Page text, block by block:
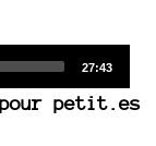
Total
27:43
pour petit.es